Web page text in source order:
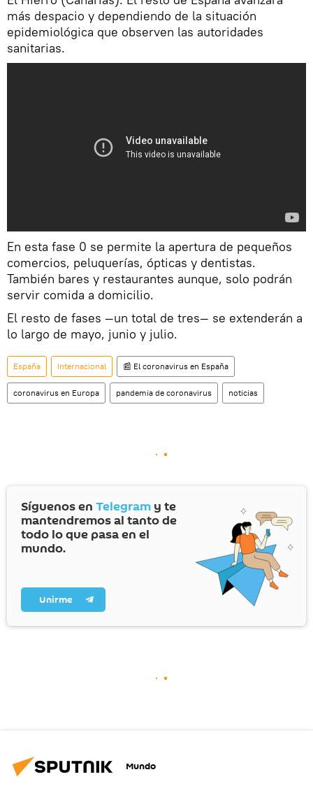
más despacio y dependiendo de la situación
epidemiológica que observen las autoridades
sanitarias.
En esta fase 0 se permite la apertura de pequeños
comercios, peluquerías, ópticas y dentistas.
También bares y restaurantes aunque, solo podrán
servir comida a domicilio.
El resto de fases —un total de tres— se extenderán a
lo largo de mayo, junio y julio.
España Internacional 📰 El coronavirus en España
coronavirus en Europa pandemia de coronavirus noticias
Síguenos en Telegram y te
mantendremos al tanto de
todo lo que pasa en el
mundo.
Unirme
Mundo